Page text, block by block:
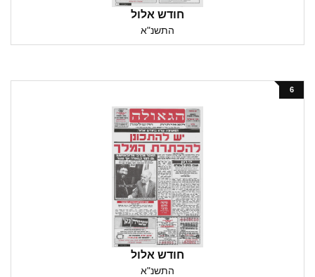
חודש אלול
התשנ"א
6
חודש אלול
התשנ"א